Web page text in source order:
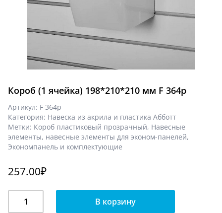
Короб (1 ячейка) 198*210*210 мм F 364р
Артикул: F 364р
Категория: Навеска из акрила и пластика Абботт
Метки: Короб пластиковый прозрачный, Навесные
элементы, навесные элементы для эконом-панелей,
Экономпанель и комплектующие
257.00₽
Короб
В корзину